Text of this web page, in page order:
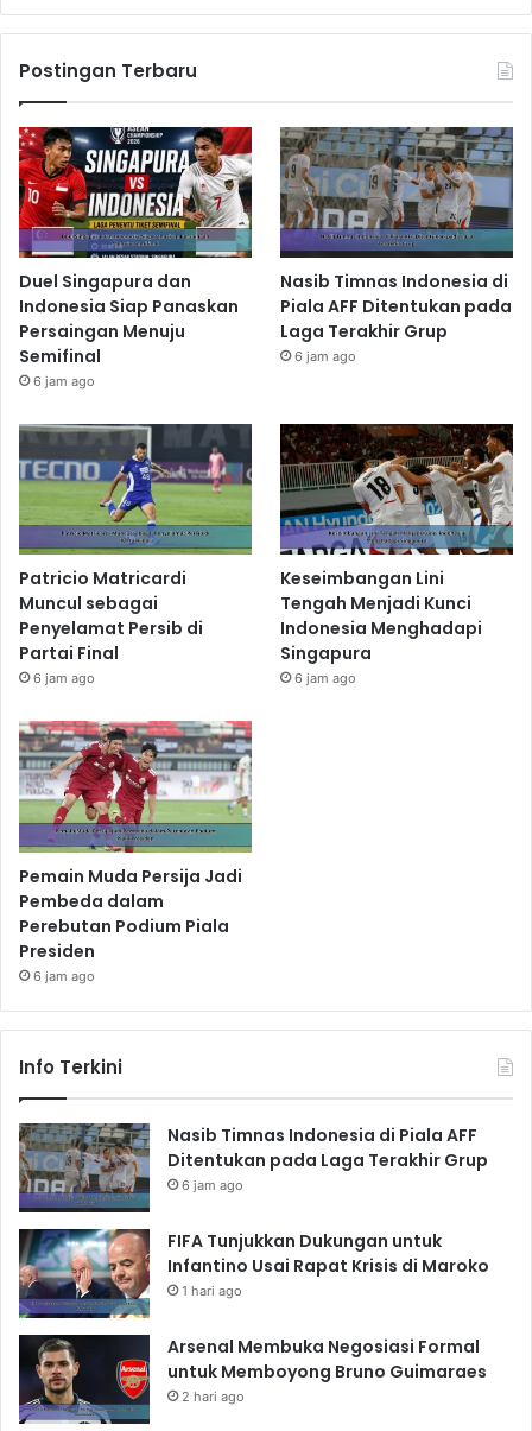
Postingan Terbaru
Duel Singapura dan
Indonesia Siap Panaskan
Persaingan Menuju
Semifinal
6 jam ago
Nasib Timnas Indonesia di
Piala AFF Ditentukan pada
Laga Terakhir Grup
6 jam ago
Patricio Matricardi
Muncul sebagai
Penyelamat Persib di
Partai Final
6 jam ago
Keseimbangan Lini
Tengah Menjadi Kunci
Indonesia Menghadapi
Singapura
6 jam ago
Pemain Muda Persija Jadi
Pembeda dalam
Perebutan Podium Piala
Presiden
6 jam ago
Info Terkini
Nasib Timnas Indonesia di Piala AFF
Ditentukan pada Laga Terakhir Grup
6 jam ago
FIFA Tunjukkan Dukungan untuk
Infantino Usai Rapat Krisis di Maroko
1 hari ago
Arsenal Membuka Negosiasi Formal
untuk Memboyong Bruno Guimaraes
2 hari ago